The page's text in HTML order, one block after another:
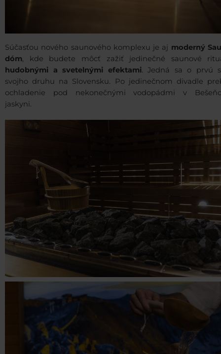
Súčasťou nového saunového komplexu je aj moderný
dóm, kde budete môcť zažiť jedinečné saunové
hudobnými a svetelnými efektami. Jedná sa o prvú
svojho druhu na Slovensku. Po jedinečnom divadle
ochladenie pod nekonečnými vodopádmi v
jaskyni.